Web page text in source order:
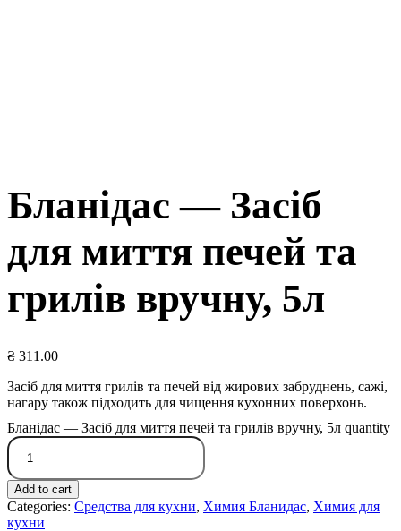
Бланідас — Засіб
для миття печей та
грилів вручну, 5л
₴ 311.00
Засіб для миття грилів та печей від жирових забруднень, сажі,
нагару також підходить для чищення кухонних поверхонь.
Бланідас — Засіб для миття печей та грилів вручну, 5л quantity
Add to cart
Categories: Средства для кухни, Химия Бланидас, Химия для
кухни